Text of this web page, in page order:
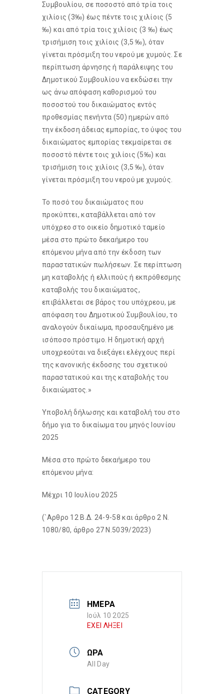
Συμβουλίου, σε ποσοστό από τρία τοις
χιλίοις (3‰) έως πέντε τοις χιλίοις (5
‰) και από τρία τοις χιλίοις (3 ‰) έως
τρισήμιση τοις χιλίοις (3,5 ‰), όταν
γίνεται πρόσμιξη του νερού με χυμούς. Σε
περίπτωση άρνησης ή παράλειψης του
Δημοτικού Συμβουλίου να εκδώσει την
ως άνω απόφαση καθορισμού του
ποσοστού του δικαιώματος εντός
προθεσμίας πενήντα (50) ημερών από
την έκδοση άδειας εμπορίας, το ύψος του
δικαιώματος εμπορίας τεκμαίρεται σε
ποσοστό πέντε τοις χιλίοις (5‰) και
τρισήμιση τοις χιλίοις (3,5 ‰), όταν
γίνεται πρόσμιξη του νερού με χυμούς.
Το ποσό του δικαιώματος που
προκύπτει, καταβάλλεται από τον
υπόχρεο στο οικείο δημοτικό ταμείο
μέσα στο πρώτο δεκαήμερο του
επόμενου μήνα από την έκδοση των
παραστατικών πωλήσεων. Σε περίπτωση
μη καταβολής ή ελλιπούς ή εκπρόθεσμης
καταβολής του δικαιώματος,
επιβάλλεται σε βάρος του υπόχρεου, με
απόφαση του Δημοτικού Συμβουλίου, το
αναλογούν δικαίωμα, προσαυξημένο με
ισόποσο πρόστιμο. Η δημοτική αρχή
υποχρεούται να διεξάγει ελέγχους περί
της κανονικής έκδοσης του σχετικού
παραστατικού και της καταβολής του
δικαιώματος.»
Υποβολή δήλωσης και καταβολή του στο
δήμο για το δικαίωμα του μηνός Ιουνίου
2025
Μέσα στο πρώτο δεκαήμερο του
επόμενου μήνα:
Μέχρι 10 Ιουλίου 2025
(`Αρθρο 12 Β.Δ. 24-9-58 και άρθρο 2 Ν.
1080/80, άρθρο 27 Ν.5039/2023)
ΗΜΕΡΑ
Ιούλ 10 2025
ΕΧΕΙ ΛΗΞΕΙ
ΩΡΑ
All Day
CATEGORY